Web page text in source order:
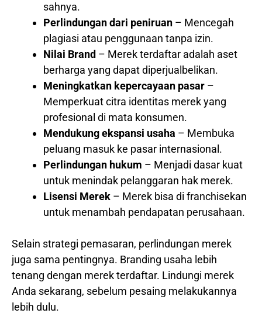
sahnya.
Perlindungan dari peniruan – Mencegah
plagiasi atau penggunaan tanpa izin.
Nilai Brand – Merek terdaftar adalah aset
berharga yang dapat diperjualbelikan.
Meningkatkan kepercayaan pasar –
Memperkuat citra identitas merek yang
profesional di mata konsumen.
Mendukung ekspansi usaha – Membuka
peluang masuk ke pasar internasional.
Perlindungan hukum – Menjadi dasar kuat
untuk menindak pelanggaran hak merek.
Lisensi Merek – Merek bisa di franchisekan
untuk menambah pendapatan perusahaan.
Selain strategi pemasaran, perlindungan merek
juga sama pentingnya. Branding usaha lebih
tenang dengan merek terdaftar. Lindungi merek
Anda sekarang, sebelum pesaing melakukannya
lebih dulu.